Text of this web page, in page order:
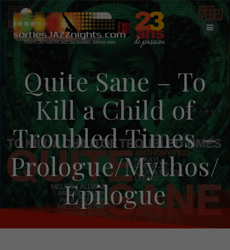
Skip
to
content
Quite Sane – To
Kill a Child of
Troubled Times –
Prologue/Mythos/
Epilogue